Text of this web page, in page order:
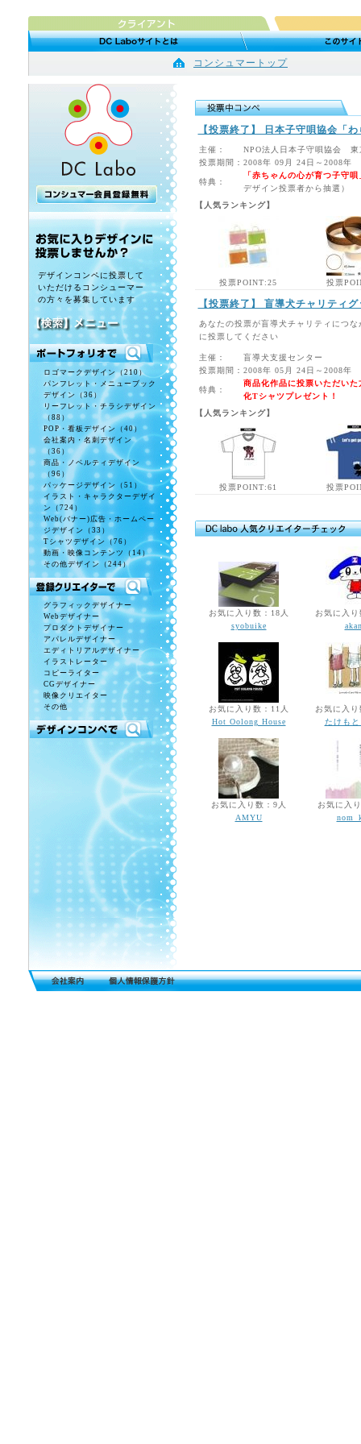
コンシュマートップ
デザインコンペに投票して
いただけるコンシューマー
の方々を募集しています
ロゴマークデザイン（210）
パンフレット・メニューブック
デザイン（36）
リーフレット・チラシデザイン
（88）
POP・看板デザイン（40）
会社案内・名刺デザイン
（36）
商品・ノベルティデザイン
（96）
パッケージデザイン（51）
イラスト・キャラクターデザイ
ン（724）
Web(バナー)広告・ホームペー
ジデザイン（33）
Tシャツデザイン（76）
動画・映像コンテンツ（14）
その他デザイン（244）
グラフィックデザイナー
Webデザイナー
プロダクトデザイナー
アパレルデザイナー
エディトリアルデザイナー
イラストレーター
コピーライター
CGデザイナー
映像クリエイター
その他
【投票終了】 日本子守唄協会「
主催：
NPO法人日本子守唄協会 東
投票期間： 2008年 09月 24日～2008年
特典：
「赤ちゃんの心が育つ子守
デザイン投票者から抽選）
【人気ランキング】
投票POINT:25 投票
【投票終了】 盲導犬チャリティ
あなたの投票が盲導犬チャリティにつ
に投票してください
主催：
盲導犬支援センター
投票期間： 2008年 05月 24日～2008年
特典：
商品化作品に投票いただい
化Tシャツプレゼント！
【人気ランキング】
投票POINT:61 投票
お気に入り数：18人
syobuike
お気に入
お気に入り数：11人
Hot Oolong House
お気に入
たけも
お気に入り数：9人
AMYU
お気に入